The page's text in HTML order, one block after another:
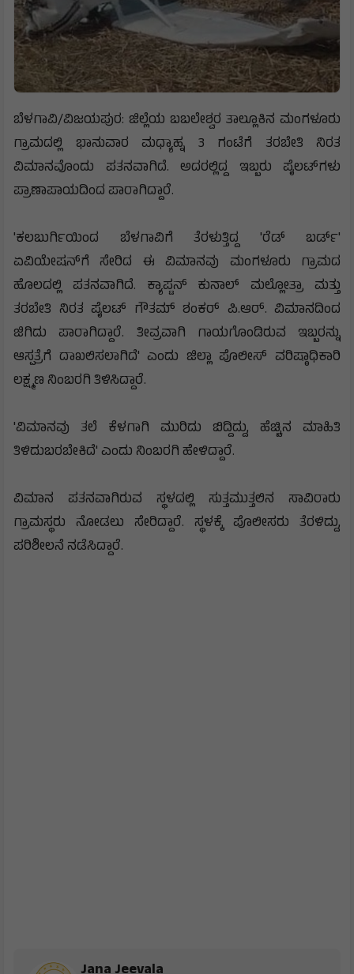
ಬೆಳಗಾವಿ/ವಿಜಯಪುರ: ಜಿಲ್ಲೆಯ ಬಬಲೇಶ್ವರ ತಾಲ್ಲೂಕಿನ ಮಂಗಳೂರು
ಗ್ರಾಮದಲ್ಲಿ ಭಾನುವಾರ ಮಧ್ಯಾಹ್ನ 3 ಗಂಟೆಗೆ ತರಬೇತಿ ನಿರತ
ವಿಮಾನವೊಂದು ಪತನವಾಗಿದೆ. ಅದರಲ್ಲಿದ್ದ ಇಬ್ಬರು ಪೈಲಟ್‌ಗಳು
ಪ್ರಾಣಾಪಾಯದಿಂದ ಪಾರಾಗಿದ್ದಾರೆ.
'ಕಲಬುರ್ಗಿಯಿಂದ ಬೆಳಗಾವಿಗೆ ತೆರಳುತ್ತಿದ್ದ 'ರೆಡ್ ಬರ್ಡ್‌'
ಏವಿಯೇಷನ್‌ಗೆ ಸೇರಿದ ಈ ವಿಮಾನವು ಮಂಗಳೂರು ಗ್ರಾಮದ
ಹೊಲದಲ್ಲಿ ಪತನವಾಗಿದೆ. ಕ್ಯಾಪ್ಟನ್ ಕುನಾಲ್ ಮಲ್ಲೋತ್ರಾ ಮತ್ತು
ತರಬೇತಿ ನಿರತ ಪೈಲಟ್ ಗೌತಮ್ ಶಂಕರ್ ಪಿ.ಆರ್. ವಿಮಾನದಿಂದ
ಜಿಗಿದು ಪಾರಾಗಿದ್ದಾರೆ. ತೀವ್ರವಾಗಿ ಗಾಯಗೊಂಡಿರುವ ಇಬ್ಬರನ್ನು
ಆಸ್ಪತ್ರೆಗೆ ದಾಖಲಿಸಲಾಗಿದೆ' ಎಂದು ಜಿಲ್ಲಾ ಪೊಲೀಸ್‌ ವರಿಷ್ಠಾಧಿಕಾರಿ
ಲಕ್ಷ್ಮಣ ನಿಂಬರಗಿ ತಿಳಿಸಿದ್ದಾರೆ.
'ವಿಮಾನವು ತಲೆ ಕೆಳಗಾಗಿ ಮುರಿದು ಬಿದ್ದಿದ್ದು, ಹೆಚ್ಚಿನ ಮಾಹಿತಿ
ತಿಳಿದುಬರಬೇಕಿದೆ' ಎಂದು ನಿಂಬರಗಿ ಹೇಳಿದ್ದಾರೆ.
ವಿಮಾನ ಪತನವಾಗಿರುವ ಸ್ಥಳದಲ್ಲಿ ಸುತ್ತಮುತ್ತಲಿನ ಸಾವಿರಾರು
ಗ್ರಾಮಸ್ಥರು ನೋಡಲು ಸೇರಿದ್ದಾರೆ. ಸ್ಥಳಕ್ಕೆ ಪೊಲೀಸರು ತೆರಳಿದ್ದು,
ಪರಿಶೀಲನೆ ನಡೆಸಿದ್ದಾರೆ.